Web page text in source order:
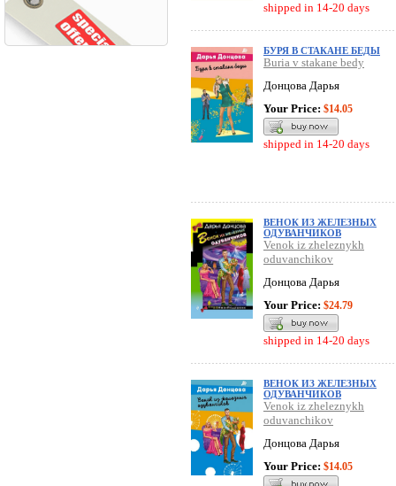
shipped in 14-20 days
БУРЯ В СТАКАНЕ БЕДЫ
Buria v stakane bedy
Донцова Дарья
Your Price: $14.05
shipped in 14-20 days
ВЕНОК ИЗ ЖЕЛЕЗНЫХ
ОДУВАНЧИКОВ
Venok iz zheleznykh
oduvanchikov
Донцова Дарья
Your Price: $24.79
shipped in 14-20 days
ВЕНОК ИЗ ЖЕЛЕЗНЫХ
ОДУВАНЧИКОВ
Venok iz zheleznykh
oduvanchikov
Донцова Дарья
Your Price: $14.05